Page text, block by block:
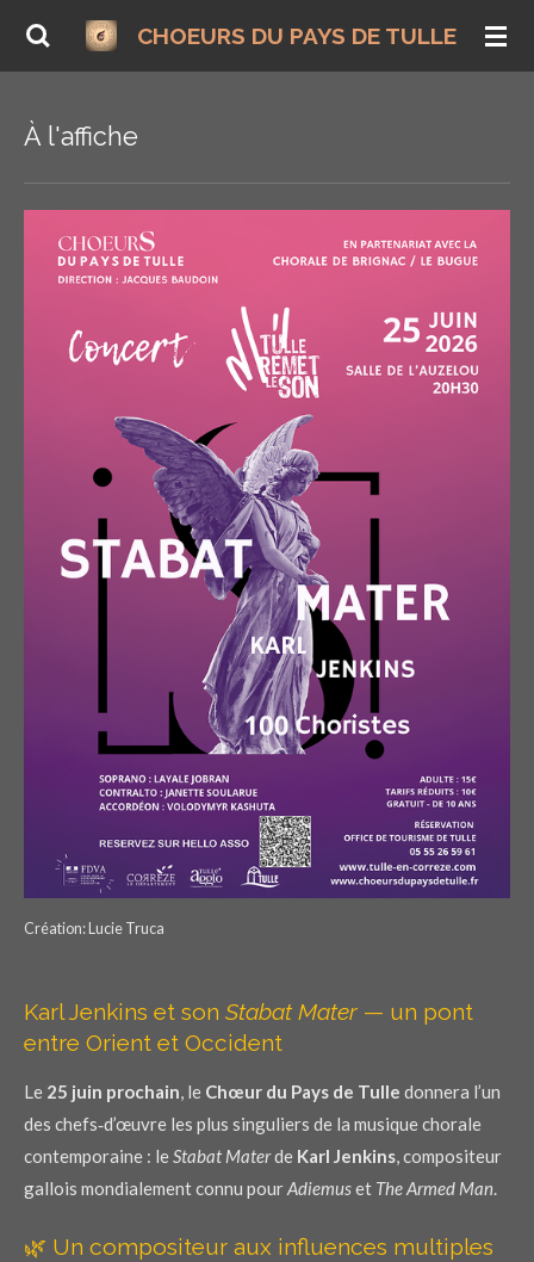
Passer
principal
CHOEURS DU PAYS DE TULLE
À l'affiche
Création: Lucie Truca
Karl Jenkins et son Stabat Mater — un pont
entre Orient et Occident
Le 25 juin prochain, le Chœur du Pays de Tulle donnera l’un
des chefs‑d’œuvre les plus singuliers de la musique chorale
contemporaine : leStabat Materde Karl Jenkins, compositeur
gallois mondialement connu pourAdiemuset The Armed Man.
🌿 Un compositeur aux influences multiples